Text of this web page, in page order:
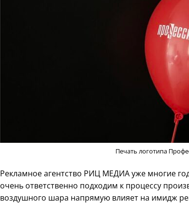
Печать логотипа
Рекламное агентство РИЦ МЕДИА уже многие
очень ответственно подходим к процессу
воздушного шара напрямую влияет на имидж